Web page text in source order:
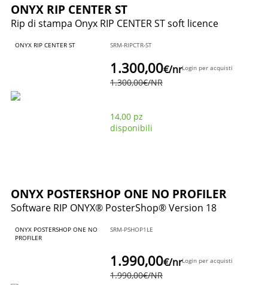
ONYX RIP CENTER ST
Rip di stampa Onyx RIP CENTER ST soft licence
ONYX RIP CENTER ST SRM-RIPCTR-ST
1.300,00€/NR
1.300,00€/nr
14,00 pz
disponibili
Login per acquisti
ONYX POSTERSHOP ONE NO PROFILER
Software RIP ONYX® PosterShop® Version 18
ONYX POSTERSHOP ONE NO
PROFILER
SRM-PSHOP1LE
1.990,00€/NR
1.990,00€/nrLogin per acquisti